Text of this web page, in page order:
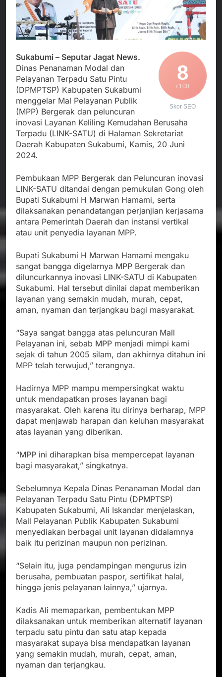
Cegah Stunting
Berangkatkan Empat
Korban Kebakaran KMP
Mutiara Sentosa 2 ke
Posko Pusat Tg. Perak
Agustus 5, 2026
SMA Negeri Nyalindung
Sukabumi Diduga
Lakukan Pungutan
melalui Komite Sekolah,
Disorot karena Dinilai
Bertentangan dengan
Edaran Disdik Jabar
Agustus 4, 2026
Maritim Indonesia
Bantah Isu Mogok
Nasional TKBM: “Belum
Ada Keputusan Resmi”
Agustus 3, 2026
Menjalin Harmoni di
Tanah Sukaresmi: Kala
Mina Padi, P2L, dan
Gotong Royong
Menggerakkan Ekonomi
Desa
Agustus 3, 2026
8
/ 100
Skor SEO
Sukabumi – Seputar Jagat News.
Dinas Penanaman Modal dan
Pelayanan Terpadu Satu Pintu
(DPMPTSP) Kabupaten Sukabumi
menggelar Mal Pelayanan Publik
(MPP) Bergerak dan peluncuran
inovasi Layanan Keliling Kemudahan Berusaha
Terpadu (LINK-SATU) di Halaman Sekretariat
Daerah Kabupaten Sukabumi, Kamis, 20 Juni
2024.
Pembukaan MPP Bergerak dan Peluncuran inovasi
LINK-SATU ditandai dengan pemukulan Gong oleh
Bupati Sukabumi H Marwan Hamami, serta
dilaksanakan penandatangan perjanjian kerjasama
antara Pemerintah Daerah dan instansi vertikal
atau unit penyedia layanan MPP.
Bupati Sukabumi H Marwan Hamami mengaku
sangat bangga digelarnya MPP Bergerak dan
diluncurkannya inovasi LINK-SATU di Kabupaten
Sukabumi. Hal tersebut dinilai dapat memberikan
layanan yang semakin mudah, murah, cepat,
aman, nyaman dan terjangkau bagi masyarakat.
“Saya sangat bangga atas peluncuran Mall
Pelayanan ini, sebab MPP menjadi mimpi kami
sejak di tahun 2005 silam, dan akhirnya ditahun ini
MPP telah terwujud,” terangnya.
Hadirnya MPP mampu mempersingkat waktu
untuk mendapatkan proses layanan bagi
masyarakat. Oleh karena itu dirinya berharap, MPP
dapat menjawab harapan dan keluhan masyarakat
atas layanan yang diberikan.
“MPP ini diharapkan bisa mempercepat layanan
bagi masyarakat,” singkatnya.
Sebelumnya Kepala Dinas Penanaman Modal dan
Pelayanan Terpadu Satu Pintu (DPMPTSP)
Kabupaten Sukabumi, Ali Iskandar menjelaskan,
Mall Pelayanan Publik Kabupaten Sukabumi
menyediakan berbagai unit layanan didalamnya
baik itu perizinan maupun non perizinan.
“Selain itu, juga pendampingan mengurus izin
berusaha, pembuatan paspor, sertifikat halal,
hingga jenis pelayanan lainnya,” ujarnya.
Kadis Ali memaparkan, pembentukan MPP
dilaksanakan untuk memberikan alternatif layanan
terpadu satu pintu dan satu atap kepada
masyarakat supaya bisa mendapatkan layanan
yang semakin mudah, murah, cepat, aman,
nyaman dan terjangkau.